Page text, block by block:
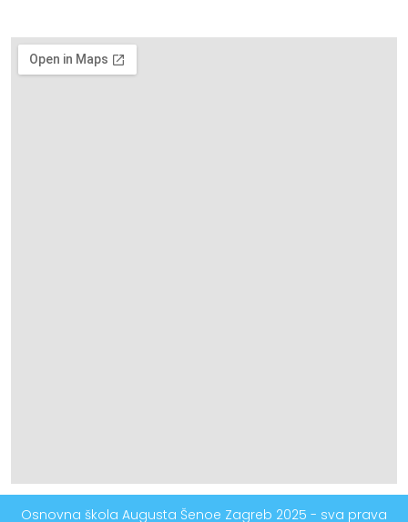
Osnovna škola Augusta Šenoe Zagreb 2025 - sva prava